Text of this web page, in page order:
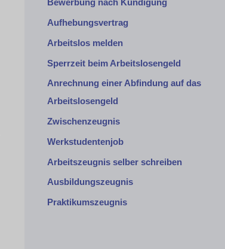
Bewerbung nach Kündigung
Aufhebungsvertrag
Arbeitslos melden
Sperrzeit beim Arbeitslosengeld
Anrechnung einer Abfindung auf das
Arbeitslosengeld
Zwischenzeugnis
Werkstudentenjob
Arbeitszeugnis selber schreiben
Ausbildungszeugnis
Praktikumszeugnis